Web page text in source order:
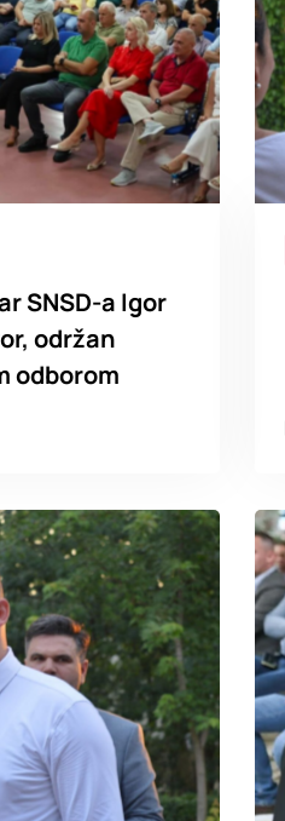
SNSD-a Igor
održan
odborom